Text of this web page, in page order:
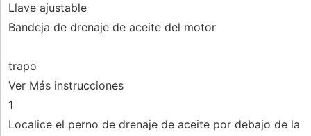
Llave ajustable
Bandeja de drenaje de aceite del motor
trapo
Ver Más instrucciones
1
Localice el perno de drenaje de aceite por debajo de la